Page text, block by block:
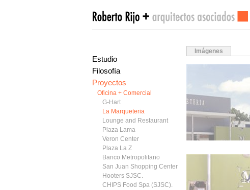
Estudio
Filosofía
Proyectos
Oficina + Comercial
G-Hart
La Marqueteria
Lounge and Restaurant
Plaza Lama
Veron Center
Plaza La Z
Banco Metropolitano
San Juan Shopping Center
Hooters SJSC.
CHIPS Food Spa (SJSC).
Imágenes